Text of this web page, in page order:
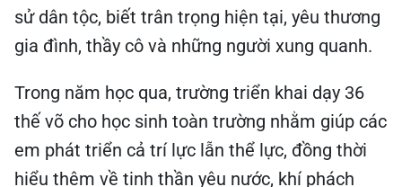
sử dân tộc, biết trân trọng hiện tại, yêu thương
gia đình, thầy cô và những người xung quanh.
Trong năm học qua, trường triển khai dạy 36
thế võ cho học sinh toàn trường nhằm giúp các
em phát triển cả trí lực lẫn thể lực, đồng thời
hiểu thêm về tinh thần yêu nước, khí phách